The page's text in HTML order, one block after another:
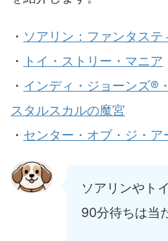
・ ソアリン：ファンタステ
・
トイ・ストリー・マニア
・ インディ・ジョーンズ®
スタルスカルの魔宮
・ センター・オブ・ジ・ア
ソアリンやト
90分待ちは当